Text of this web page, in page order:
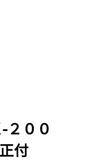
２００
付